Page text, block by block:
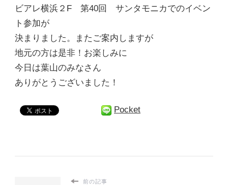
ビアレ横浜２F 第40回 サンタモニカでのイベン
ト参加が
決まりました。またご案内しますが
地元の方は是非！お楽しみに
今日は葉山のみなさん
ありがとうございました！
Pocket
前の記事